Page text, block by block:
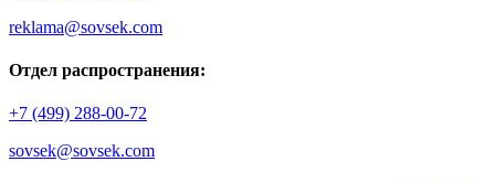
reklama@sovsek.com
Отдел распространения:
+7 (499) 288-00-72
sovsek@sovsek.com